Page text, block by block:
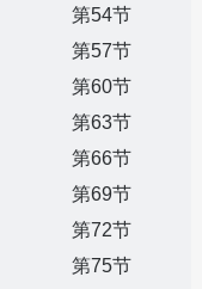
第54节
第57节
第60节
第63节
第66节
第69节
第72节
第75节